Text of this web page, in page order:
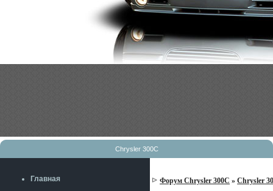
Chrysler 300C
Главная
Форум Chrysler 300C »Chrysler